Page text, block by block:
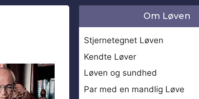
Om Løven
Stjernetegnet Løven
Kendte Løver
Løven og sundhed
Par med en mandlig Løve